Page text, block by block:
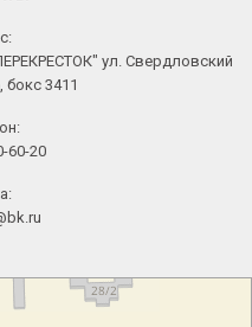
ул. Свердловский
бокс 3411
60-20